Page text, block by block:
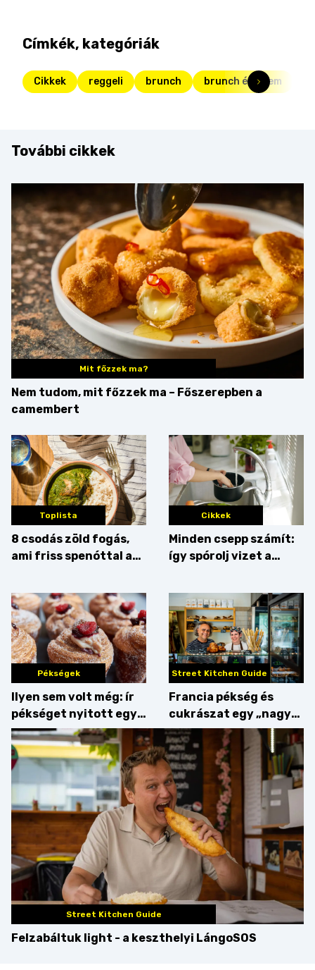
Címkék, kategóriák
Cikkek reggeli brunch brunch étterem
További cikkek
Mit főzzek ma?
Nem tudom, mit főzzek ma – Főszerepben a
camembert
Toplista
8 csodás zöld fogás,
ami friss spenóttal az
Cikkek
Minden csepp számít:
így spórolj vizet a
Pékségek
Ilyen sem volt még: ír
pékséget nyitott egy
Dublinból hazatért pár
Street Kitchen Guide
Francia pékség és
cukrászat egy „nagy
csipetnyi” empátiával
Street Kitchen Guide
Felzabáltuk light - a keszthelyi LángoSOS